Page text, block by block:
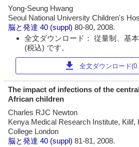
Yong-Seung Hwang
Seoul National University Children's
脳と発達 40 (suppl)80-80, 2008.
全文ダウンロード： 従量制、基
(税込) です。
download 全文ダウンロード
The impact of infections of the
African children
Charles RJC Newton
Kenya Medical Research Institute, Kilif,
College London
脳と発達 40 (suppl)81-81, 2008.